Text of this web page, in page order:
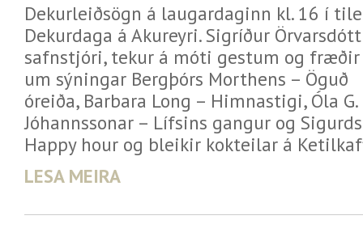
Dekurleiðsögn á laugardaginn kl. 16 í
Dekurdaga á Akureyri. Sigríður
safnstjóri, tekur á móti gestum og fræðir
um sýningar Bergþórs Morthens – Öguð
óreiða, Barbara Long – Himnastigi, Óla G.
Jóhannssonar – Lífsins gangur og
Happy hour og bleikir kokteilar á
LESA MEIRA